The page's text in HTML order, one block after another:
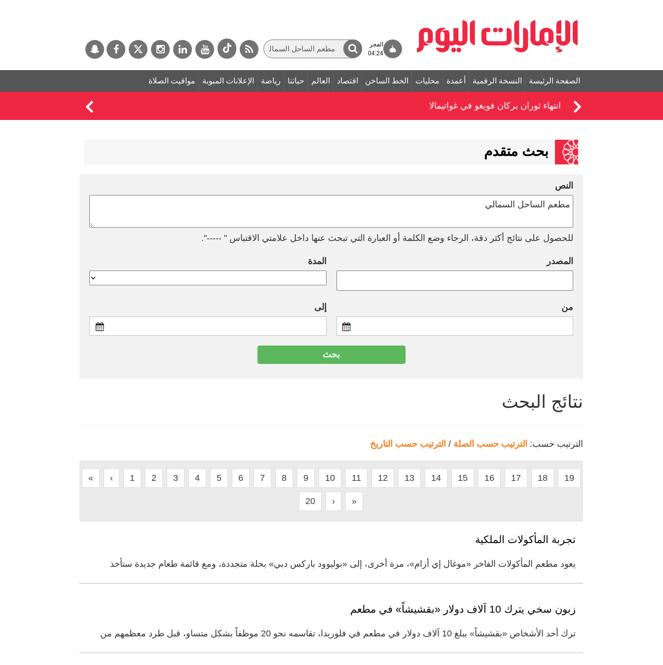
الفجر
04:24
الصفحة الرئيسة النسخة الرقمية أعمدة محليات الخط الساخن اقتصاد العالم حياتنا رياضة الإعلانات المبوبة مواقيت الصلاة
انتهاء ثوران بركان فويغو في غواتيمالا
بحث متقدم
النص
للحصول على نتائج أكثر دقة، الرجاء وضع الكلمة أو العبارة التي تبحث عنها داخل علامتي الاقتباس " -----".
المصدر المدة
من إلى
نتائج البحث
الترتيب حسب: الترتيب حسب الصلة / الترتيب حسب التاريخ
« ‹ 1 2 3 4 5 6 7 8 9 10 11 12 13 14 15 16 17 18 19
20 › »
تجربة المأكولات الملكية
يعود مطعم المأكولات الفاخر «موغال إي أزام»، مرة أخرى، إلى «بوليوود باركس دبي» بحلة متجددة، ومع قائمة طعام جديدة ستأخذ
زبون سخي يترك 10 آلاف دولار «بقشيشاً» في مطعم
ترك أحد الأشخاص «بقشيشاً» يبلغ 10 آلاف دولار في مطعم في فلوريدا، تقاسمه نحو 20 موظفاً بشكل متساو، قبل طرد معظمهم من